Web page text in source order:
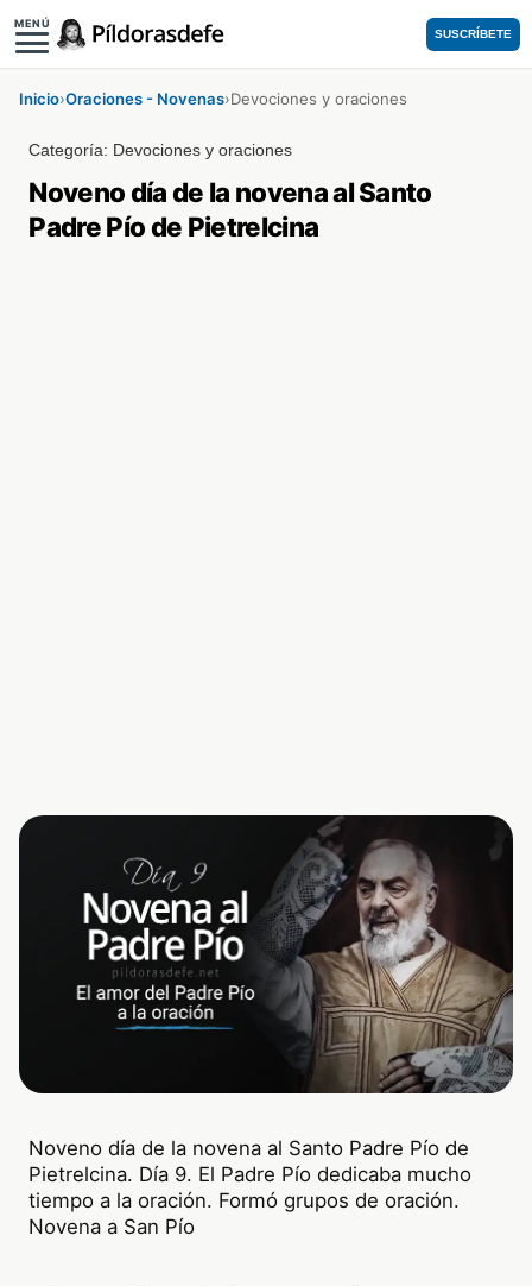
MENÚ
SUSCRÍBETE
Inicio›Oraciones - Novenas›Devociones y oraciones
Categoría: Devociones y oraciones
Noveno día de la novena al Santo
Padre Pío de Pietrelcina
Noveno día de la novena al Santo Padre Pío de
Pietrelcina. Día 9. El Padre Pío dedicaba mucho
tiempo a la oración. Formó grupos de oración.
Novena a San Pío